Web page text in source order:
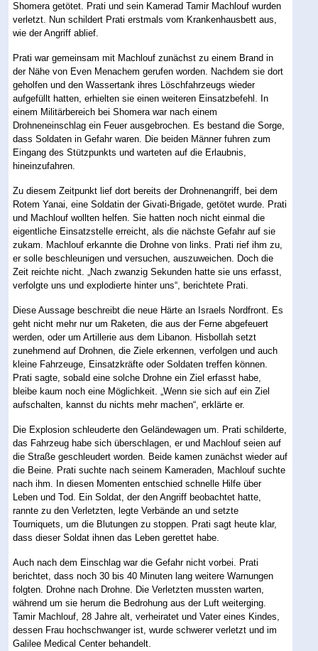
Shomera getötet. Prati und sein Kamerad Tamir Machlouf wurden
verletzt. Nun schildert Prati erstmals vom Krankenhausbett aus,
wie der Angriff ablief.
Prati war gemeinsam mit Machlouf zunächst zu einem Brand in
der Nähe von Even Menachem gerufen worden. Nachdem sie dort
geholfen und den Wassertank ihres Löschfahrzeugs wieder
aufgefüllt hatten, erhielten sie einen weiteren Einsatzbefehl. In
einem Militärbereich bei Shomera war nach einem
Drohneneinschlag ein Feuer ausgebrochen. Es bestand die Sorge,
dass Soldaten in Gefahr waren. Die beiden Männer fuhren zum
Eingang des Stützpunkts und warteten auf die Erlaubnis,
hineinzufahren.
Zu diesem Zeitpunkt lief dort bereits der Drohnenangriff, bei dem
Rotem Yanai, eine Soldatin der Givati-Brigade, getötet wurde. Prati
und Machlouf wollten helfen. Sie hatten noch nicht einmal die
eigentliche Einsatzstelle erreicht, als die nächste Gefahr auf sie
zukam. Machlouf erkannte die Drohne von links. Prati rief ihm zu,
er solle beschleunigen und versuchen, auszuweichen. Doch die
Zeit reichte nicht. „Nach zwanzig Sekunden hatte sie uns erfasst,
verfolgte uns und explodierte hinter uns“, berichtete Prati.
Diese Aussage beschreibt die neue Härte an Israels Nordfront. Es
geht nicht mehr nur um Raketen, die aus der Ferne abgefeuert
werden, oder um Artillerie aus dem Libanon. Hisbollah setzt
zunehmend auf Drohnen, die Ziele erkennen, verfolgen und auch
kleine Fahrzeuge, Einsatzkräfte oder Soldaten treffen können.
Prati sagte, sobald eine solche Drohne ein Ziel erfasst habe,
bleibe kaum noch eine Möglichkeit. „Wenn sie sich auf ein Ziel
aufschalten, kannst du nichts mehr machen“, erklärte er.
Die Explosion schleuderte den Geländewagen um. Prati schilderte,
das Fahrzeug habe sich überschlagen, er und Machlouf seien auf
die Straße geschleudert worden. Beide kamen zunächst wieder auf
die Beine. Prati suchte nach seinem Kameraden, Machlouf suchte
nach ihm. In diesen Momenten entschied schnelle Hilfe über
Leben und Tod. Ein Soldat, der den Angriff beobachtet hatte,
rannte zu den Verletzten, legte Verbände an und setzte
Tourniquets, um die Blutungen zu stoppen. Prati sagt heute klar,
dass dieser Soldat ihnen das Leben gerettet habe.
Auch nach dem Einschlag war die Gefahr nicht vorbei. Prati
berichtet, dass noch 30 bis 40 Minuten lang weitere Warnungen
folgten. Drohne nach Drohne. Die Verletzten mussten warten,
während um sie herum die Bedrohung aus der Luft weiterging.
Tamir Machlouf, 28 Jahre alt, verheiratet und Vater eines Kindes,
dessen Frau hochschwanger ist, wurde schwerer verletzt und im
Galilee Medical Center behandelt.